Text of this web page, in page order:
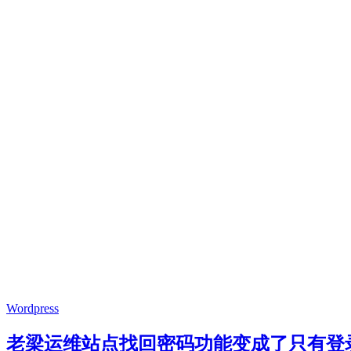
Wordpress
老梁运维站点找回密码功能变成了只有登